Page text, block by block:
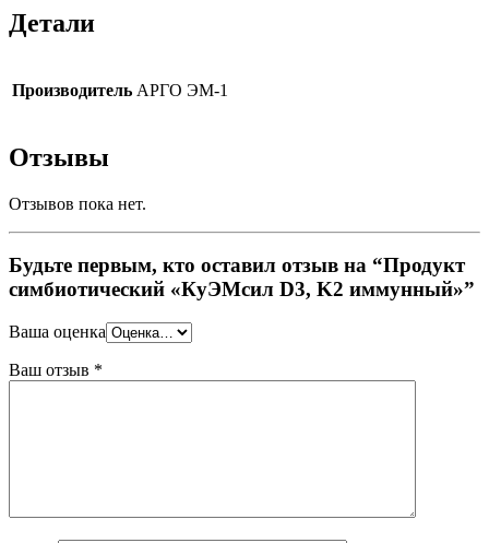
Детали
Производитель АРГО ЭМ-1
Отзывы
Отзывов пока нет.
Будьте первым, кто оставил отзыв на “Продукт
симбиотический «КуЭМсил D3, K2 иммунный»”
Ваша оценка
Ваш отзыв *